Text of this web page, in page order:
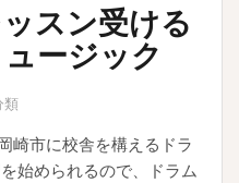
スン受ける
ージック
類
崎市に校舎を構えるドラ
始められるので、ドラム